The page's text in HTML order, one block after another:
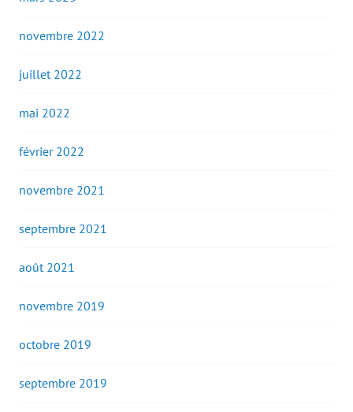
novembre 2022
juillet 2022
mai 2022
février 2022
novembre 2021
septembre 2021
août 2021
novembre 2019
octobre 2019
septembre 2019